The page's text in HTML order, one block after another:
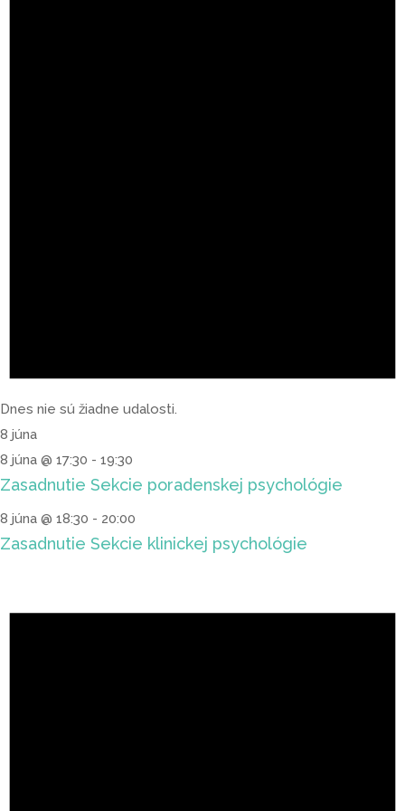
Dnes nie sú žiadne udalosti.
8 júna
8 júna @ 17:30 - 19:30
Zasadnutie Sekcie poradenskej psychológie
8 júna @ 18:30 - 20:00
Zasadnutie Sekcie klinickej psychológie